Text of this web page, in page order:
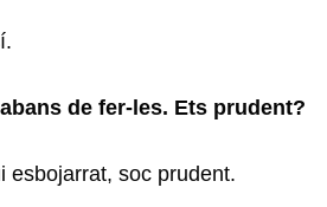
de fer-les. Ets prudent?
esbojarrat, soc prudent.